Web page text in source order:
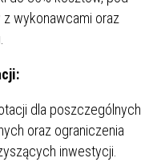
z wykonawcami oraz
dla poszczególnych
oraz ograniczenia
inwestycji.